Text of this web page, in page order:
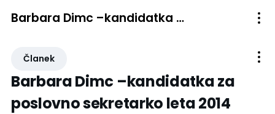
Barbara Dimc –kandidatka za poslovno sekretarko leta 2014
Članek
Barbara Dimc –kandidatka za
poslovno sekretarko leta 2014